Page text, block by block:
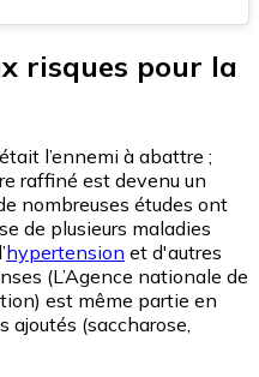
risques pour la
l’ennemi à abattre ;
raffiné est devenu un
nombreuses études ont
de plusieurs maladies
, l’hypertension et d'autres
(L’Agence nationale de
est même partie en
ajoutés (saccharose,